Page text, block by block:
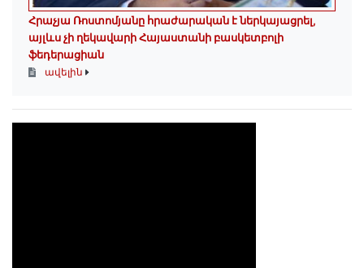
Հրաչյա Ռոստոմյանը հրաժարական է ներկայացրել,
այլևս չի ղեկավարի Հայաստանի բասկետբոլի
ֆեդերացիան
ավելին